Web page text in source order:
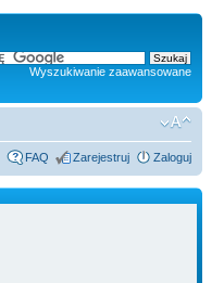
Wyszukiwanie zaawansowane
FAQ Zarejestruj Zaloguj